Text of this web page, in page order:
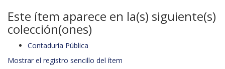
Este ítem aparece en la(s) siguiente(s)
colección(ones)
Contaduría Pública
Mostrar el registro sencillo del ítem